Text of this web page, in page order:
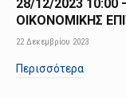
28/12/2023
ΟΙΚΟΝΟΜΙΚΗΣ
22 Δεκεμβρίου 2023
Περισσότερα